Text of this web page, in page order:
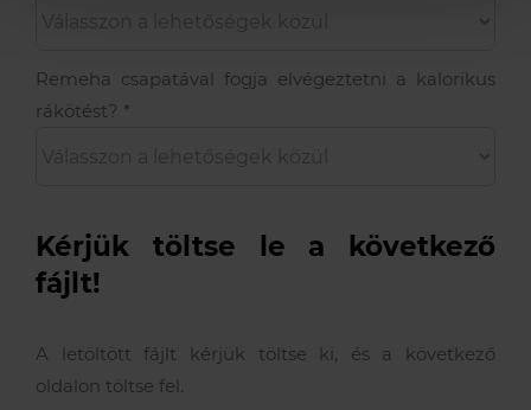
Remeha csapatával fogja elvégeztetni a kalorikus
rákötést? *
Kérjük töltse le a következő
fájlt!
A letöltött fájlt kérjük töltse ki, és a következő
oldalon töltse fel.